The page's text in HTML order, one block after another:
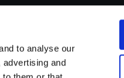
to analyse our
and